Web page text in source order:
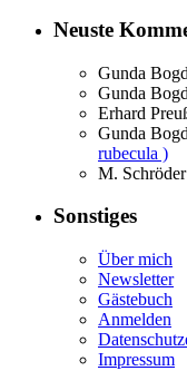
Neuste
Gunda
Gunda
Erhard
Gunda
rubecula )
M. Schröder
Sonstiges
Über mich
Newsletter
Gästebuch
Anmelden
Impressum